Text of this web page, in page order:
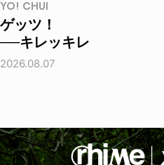
YO! CHUI
ゲッツ！
──キレッキレ
2026.08.07